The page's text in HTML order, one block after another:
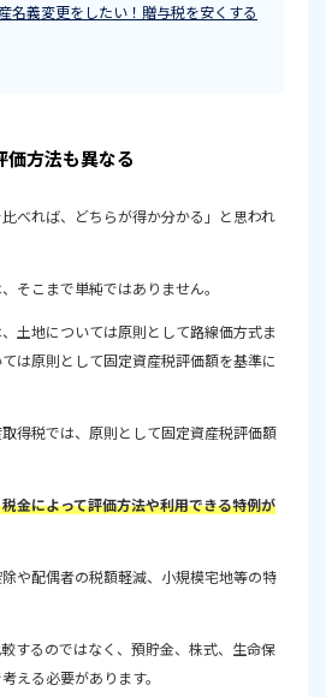
名義変更をしたい！贈与税を安くする
価方法も異なる
比べれば、どちらが得か分かる」と思われ
そこまで単純ではありません。
土地については原則として路線価方式ま
は原則として固定資産税評価額を基準に
得税では、原則として固定資産税評価額
金によって評価方法や利用できる特例が
や配偶者の税額軽減、小規模宅地等の特
するのではなく、預貯金、株式、生命保
える必要があります。